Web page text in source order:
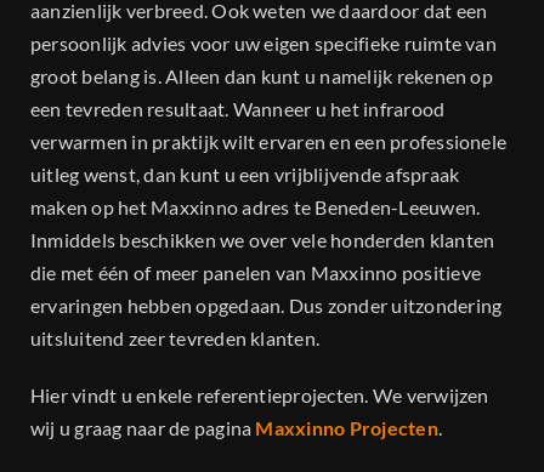
aanzienlijk verbreed. Ook weten we daardoor dat een
persoonlijk advies voor uw eigen specifieke ruimte van
groot belang is. Alleen dan kunt u namelijk rekenen op
een tevreden resultaat. Wanneer u het infrarood
verwarmen in praktijk wilt ervaren en een professionele
uitleg wenst, dan kunt u een vrijblijvende afspraak
maken op het Maxxinno adres te Beneden-Leeuwen.
Inmiddels beschikken we over vele honderden klanten
die met één of meer panelen van Maxxinno positieve
ervaringen hebben opgedaan. Dus zonder uitzondering
uitsluitend zeer tevreden klanten.
Hier vindt u enkele referentieprojecten. We verwijzen
wij u graag naar de pagina Maxxinno Projecten.